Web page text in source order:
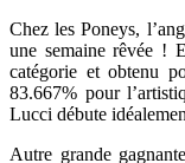
Chez les Poneys,
une semaine rêvée !
catégorie et obtenu
83.667% pour
Lucci débute
Autre grande